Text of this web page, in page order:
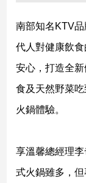
政
治
政
治
焦
點
民
調
南部知名KTV
代人對健康飲食
安心，打造全
食及天然野菜
火鍋體驗。
享溫馨總經理
式火鍋雖多，